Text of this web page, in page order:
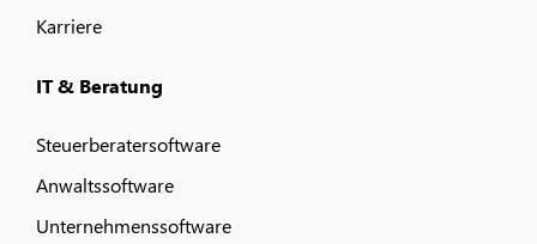
Karriere
IT & Beratung
Steuerberatersoftware
Anwaltssoftware
Unternehmenssoftware